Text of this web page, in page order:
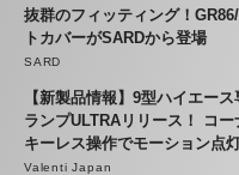
抜群のフィッティング！
トカバーがSARDから登場
SARD
【新製品情報】9型ハイエー
ランプULTRAリリース！ コー
キーレス操作でモーション点
Valenti Japan